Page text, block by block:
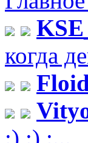
когда
:) :) :...